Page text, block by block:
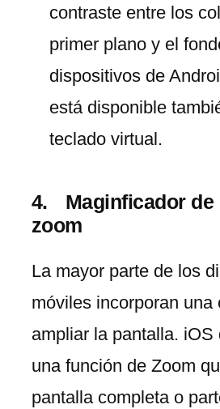
contraste entre los
primer plano y el
dispositivos de
está disponible
teclado virtual.
Maginficador de
zoom
La mayor parte de los
móviles incorporan una
ampliar la pantalla. iOS
una función de Zoom
pantalla completa o